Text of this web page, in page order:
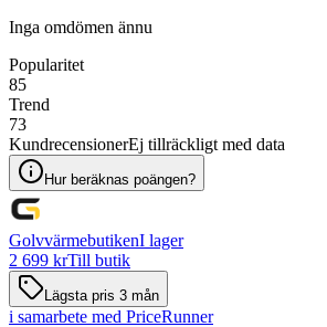
Inga omdömen ännu
Popularitet
85
Trend
73
KundrecensionerEj tillräckligt med data
Hur beräknas poängen?
GolvvärmebutikenI lager
2 699 krTill butik
Lägsta pris 3 mån
i samarbete med PriceRunner